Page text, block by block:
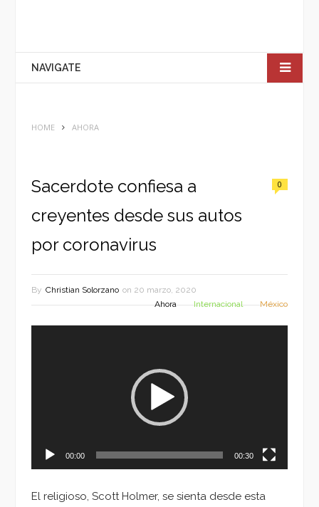
NAVIGATE
HOME AHORA
Sacerdote confiesa a
creyentes desde sus autos
por coronavirus
0
By Christian Solorzano on 20 marzo, 2020
Ahora
Internacional México
00:00 00:30
El religioso, Scott Holmer, se sienta desde esta